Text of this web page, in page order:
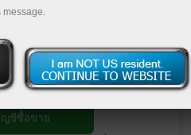
ำ, ปัญหาเรื่องงานต่างๆ
ๆ แล้วกระโดดพุ่งไปหา
คุณชอบได้
ชีซื้อขาย
message.